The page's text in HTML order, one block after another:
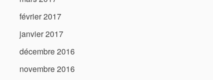
février 2017
janvier 2017
décembre 2016
novembre 2016